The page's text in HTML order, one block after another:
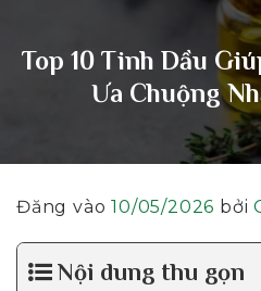
Top 10 Tinh Dầu
Ưa Chuộng
Đăng vào10/05/2026 bởi
Nội dung thu gọn